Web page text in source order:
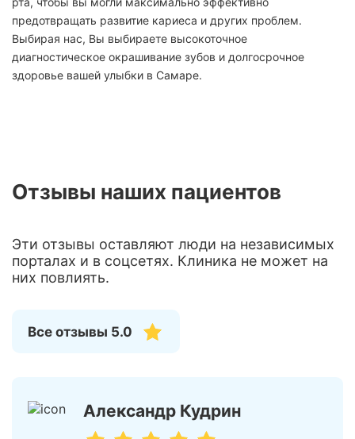
предотвращать развитие кариеса и других проблем.
Выбирая нас, Вы выбираете высокоточное
диагностическое окрашивание зубов и долгосрочное
здоровье вашей улыбки в Самаре.
Отзывы наших пациентов
Эти отзывы оставляют люди на независимых
порталах и в соцсетях. Клиника не может на
них повлиять.
Все отзывы 5.0
Александр Кудрин